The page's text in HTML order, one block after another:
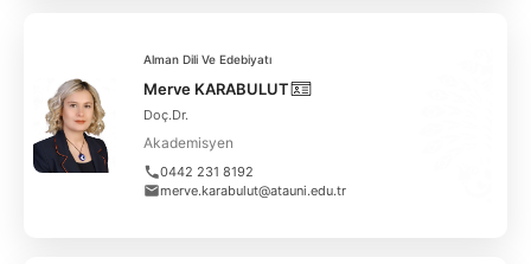
Alman Dili Ve Edebiyatı
Merve KARABULUT
Doç.Dr.
Akademisyen
0442 231 8192
merve.karabulut@atauni.edu.tr